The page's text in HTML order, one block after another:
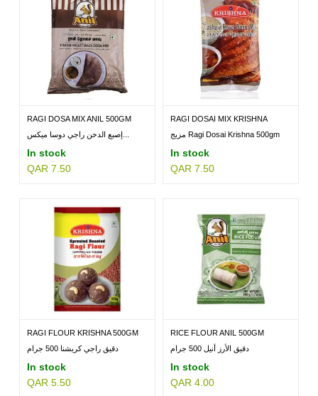
RAGI DOSA MIX ANIL 500GM
In stock
QAR 7.50
RAGI DOSAI MIX KRISHNA
500GMمزيج Ragi Dosai Krishna 500gm
In stock
QAR 7.50
RAGI FLOUR KRISHNA 500GM
دقيق راجي كريشنا 500 جرام
In stock
QAR 5.50
RICE FLOUR ANIL 500GM
دقيق الأرز أنيل 500 جرام
In stock
QAR 4.00